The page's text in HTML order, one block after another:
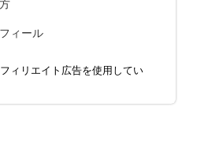
ィール
ィリエイト広告を使用してい